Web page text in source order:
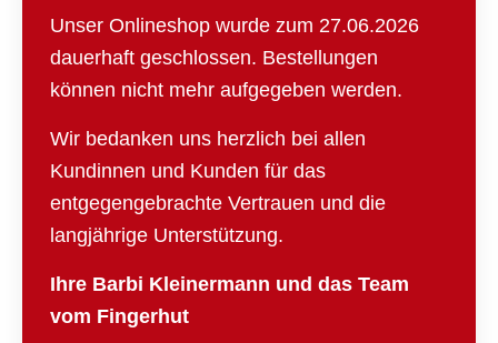
Unser Onlineshop wurde zum 27.06.2026
dauerhaft geschlossen. Bestellungen
können nicht mehr aufgegeben werden.
Wir bedanken uns herzlich bei allen
Kundinnen und Kunden für das
entgegengebrachte Vertrauen und die
langjährige Unterstützung.
Ihre Barbi Kleinermann und das Team
vom Fingerhut